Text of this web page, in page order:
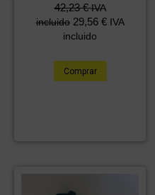
42,23€ IVA
incluido 29,56 € IVA
incluido
Comprar